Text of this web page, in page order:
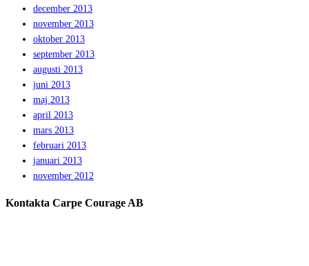
december 2013
november 2013
oktober 2013
september 2013
augusti 2013
juni 2013
maj 2013
april 2013
mars 2013
februari 2013
januari 2013
november 2012
Kontakta Carpe Courage AB